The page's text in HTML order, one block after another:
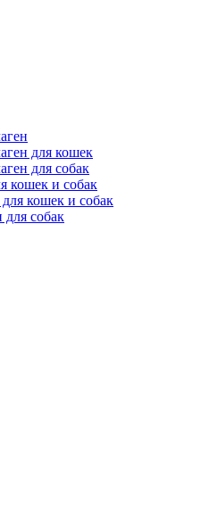
для кошек
для собак
кошек и собак
кошек и собак
собак